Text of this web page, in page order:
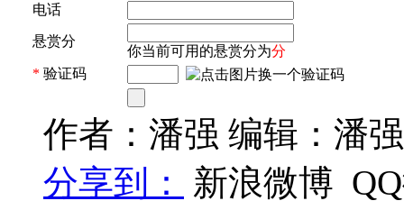
电话
悬赏分
你当前可用的悬赏分为分
* 验证码
作者：潘强 编辑：潘强
分享到：
新浪微博